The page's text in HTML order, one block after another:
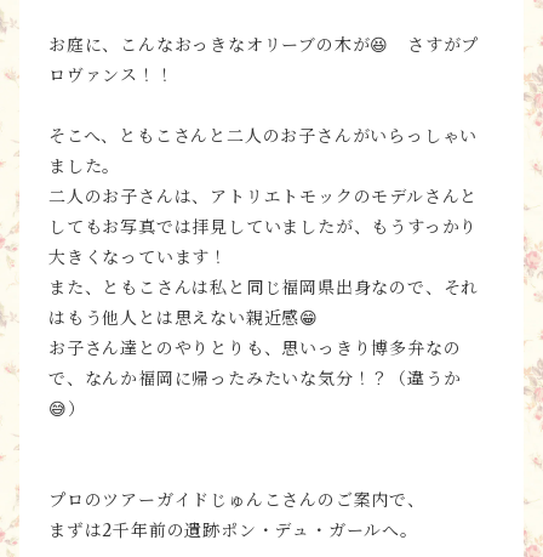
お庭に、こんなおっきなオリーブの木が😆 さすがプ
ロヴァンス！！
そこへ、ともこさんと二人のお子さんがいらっしゃい
ました。
二人のお子さんは、アトリエトモックのモデルさんと
してもお写真では拝見していましたが、もうすっかり
大きくなっています！
また、ともこさんは私と同じ福岡県出身なので、それ
はもう他人とは思えない親近感😁
お子さん達とのやりとりも、思いっきり博多弁なの
で、なんか福岡に帰ったみたいな気分！？（違うか
😅）
プロのツアーガイドじゅんこさんのご案内で、
まずは2千年前の遺跡ポン・デュ・ガールへ。